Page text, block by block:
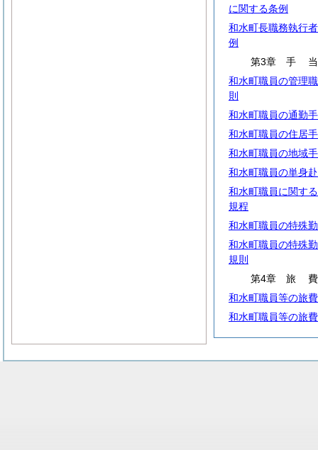
に関する条例
和水町長職務執行
例
第3章 手 当
和水町職員の管理
則
和水町職員の通勤
和水町職員の住居
和水町職員の地域
和水町職員の単身
和水町職員に関す
規程
和水町職員の特殊
和水町職員の特殊
規則
第4章 旅費
和水町職員等の旅
和水町職員等の旅